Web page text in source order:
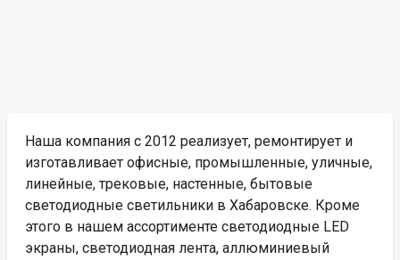
Наша компания с 2012 реализует, ремонтирует и
изготавливает офисные, промышленные, уличные,
линейные, трековые, настенные, бытовые
светодиодные светильники в Хабаровске. Кроме
этого в нашем ассортименте светодиодные LED
экраны, светодиодная лента, аллюминиевый